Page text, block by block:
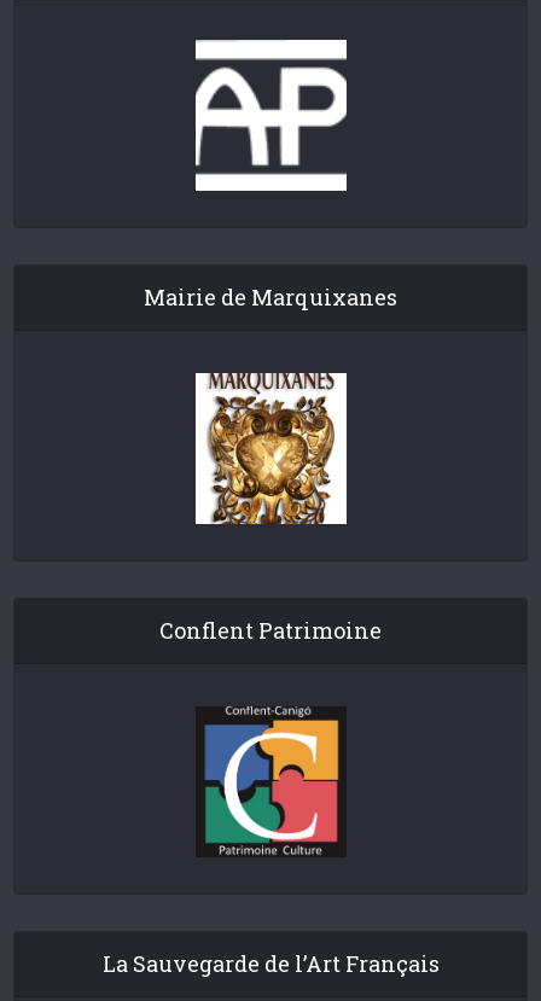
Mairie de Marquixanes
Conflent Patrimoine
La Sauvegarde de l’Art Français